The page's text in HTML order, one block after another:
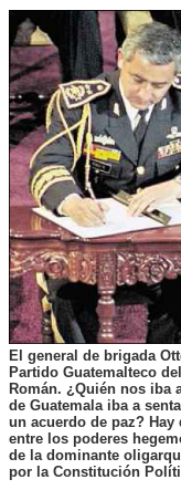
El general de brigada
Partido Guatemalteco
Román. ¿Quién nos iba
de Guatemala iba a
un acuerdo de paz?
entre los poderes
de la dominante
por la Constitución